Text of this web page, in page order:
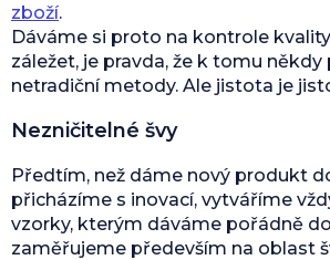
zboží.
Dáváme si proto na kontrole
záležet, je pravda, že k tomu někdy
netradiční metody. Ale jistota je
Nezničitelné švy
Předtím, než dáme nový produkt
přicházíme s inovací, vytváříme
vzorky, kterým dáváme pořádně
zaměřujeme především na oblast